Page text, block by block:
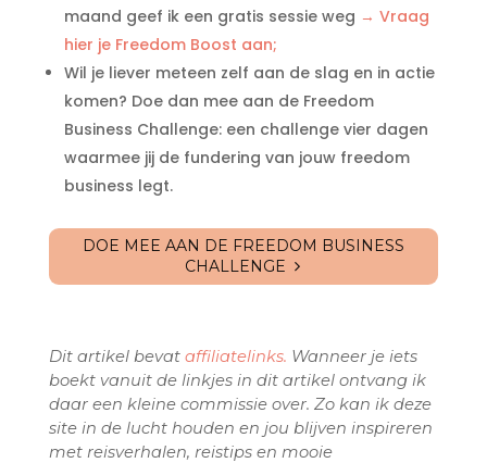
maand geef ik een gratis sessie weg → Vraag
hier je Freedom Boost aan;
Wil je liever meteen zelf aan de slag en in actie
komen? Doe dan mee aan de Freedom
Business Challenge: een challenge vier dagen
waarmee jij de fundering van jouw freedom
business legt.
DOE MEE AAN DE FREEDOM BUSINESS
CHALLENGE
Dit artikel bevat affiliatelinks. Wanneer je iets
boekt vanuit de linkjes in dit artikel ontvang ik
daar een kleine commissie over. Zo kan ik deze
site in de lucht houden en jou blijven inspireren
met reisverhalen, reistips en mooie